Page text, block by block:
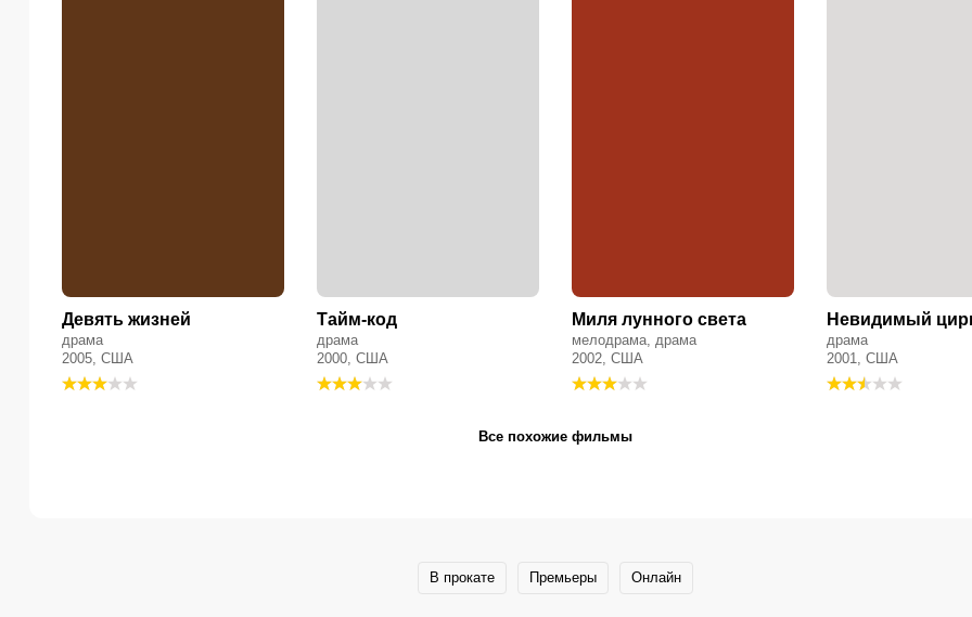
Девять жизней
драма
2005, США
Тайм-код
драма
2000, США
Миля лунного света
мелодрама, драма
2002, США
Невидимый
драма
2001, США
Все похожие фильмы
В прокате Премьеры Онлайн